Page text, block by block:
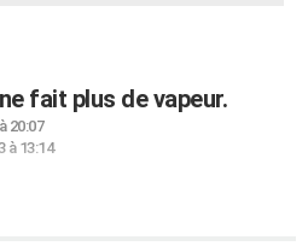
fait plus de vapeur.
20:07
à 13:14